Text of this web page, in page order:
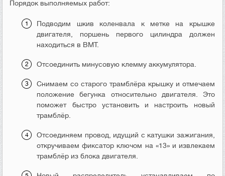
Порядок выполняемых работ:
Подводим шкив коленвала к метке на крышке
двигателя, поршень первого цилиндра должен
находиться в ВМТ.
Отсоединить минусовую клемму аккумулятора.
Снимаем со старого трамблёра крышку и отмечаем
положение бегунка относительно двигателя. Это
поможет быстро установить и настроить новый
трамблёр.
Отсоединяем провод, идущий с катушки зажигания,
откручиваем фиксатор ключом на «13» и извлекаем
трамблёр из блока двигателя.